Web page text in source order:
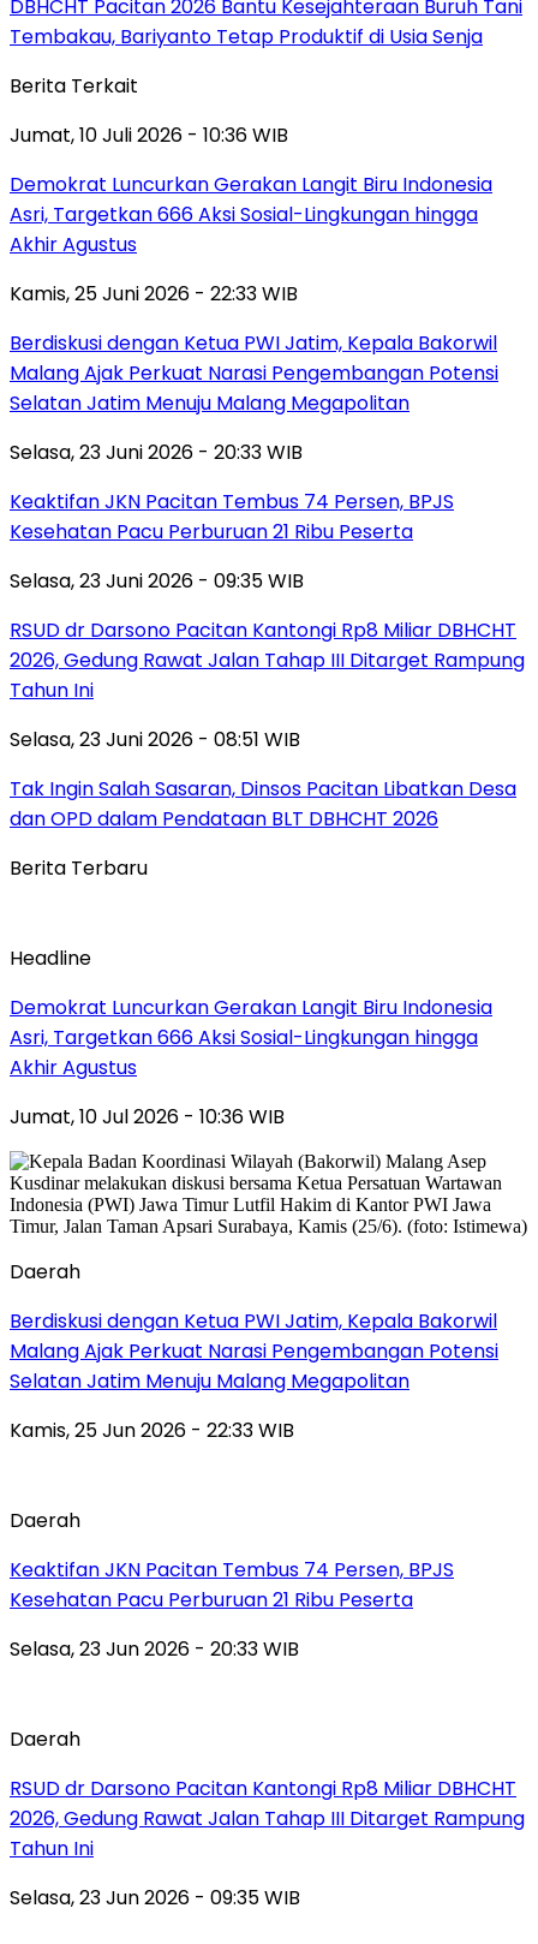
DBHCHT Pacitan 2026 Bantu Kesejahteraan Buruh Tani
Tembakau, Bariyanto Tetap Produktif di Usia Senja
Berita Terkait
Jumat, 10 Juli 2026 - 10:36 WIB
Demokrat Luncurkan Gerakan Langit Biru Indonesia
Asri, Targetkan 666 Aksi Sosial-Lingkungan hingga
Akhir Agustus
Kamis, 25 Juni 2026 - 22:33 WIB
Berdiskusi dengan Ketua PWI Jatim, Kepala Bakorwil
Malang Ajak Perkuat Narasi Pengembangan Potensi
Selatan Jatim Menuju Malang Megapolitan
Selasa, 23 Juni 2026 - 20:33 WIB
Keaktifan JKN Pacitan Tembus 74 Persen, BPJS
Kesehatan Pacu Perburuan 21 Ribu Peserta
Selasa, 23 Juni 2026 - 09:35 WIB
RSUD dr Darsono Pacitan Kantongi Rp8 Miliar DBHCHT
2026, Gedung Rawat Jalan Tahap III Ditarget Rampung
Tahun Ini
Selasa, 23 Juni 2026 - 08:51 WIB
Tak Ingin Salah Sasaran, Dinsos Pacitan Libatkan Desa
dan OPD dalam Pendataan BLT DBHCHT 2026
Berita Terbaru
Headline
Demokrat Luncurkan Gerakan Langit Biru Indonesia
Asri, Targetkan 666 Aksi Sosial-Lingkungan hingga
Akhir Agustus
Jumat, 10 Jul 2026 - 10:36 WIB
Daerah
Berdiskusi dengan Ketua PWI Jatim, Kepala Bakorwil
Malang Ajak Perkuat Narasi Pengembangan Potensi
Selatan Jatim Menuju Malang Megapolitan
Kamis, 25 Jun 2026 - 22:33 WIB
Daerah
Keaktifan JKN Pacitan Tembus 74 Persen, BPJS
Kesehatan Pacu Perburuan 21 Ribu Peserta
Selasa, 23 Jun 2026 - 20:33 WIB
Daerah
RSUD dr Darsono Pacitan Kantongi Rp8 Miliar DBHCHT
2026, Gedung Rawat Jalan Tahap III Ditarget Rampung
Tahun Ini
Selasa, 23 Jun 2026 - 09:35 WIB